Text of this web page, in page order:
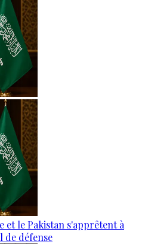
et le Pakistan s'apprêtent à
défense